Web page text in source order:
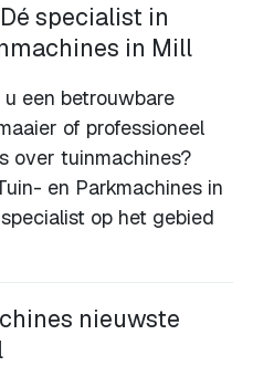
specialist in
in Mill
u een betrouwbare
of professioneel
over tuinmachines?
en Parkmachines in
op het gebied
nieuwste